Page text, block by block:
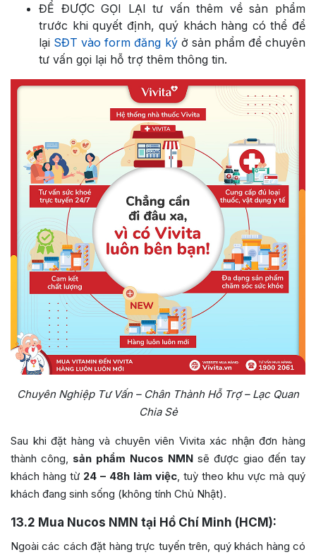
ĐỂ ĐƯỢC GỌI LẠI tư vấn thêm về sản phẩm
trước khi quyết định, quý khách hàng có thể để
lại SĐT vào form đăng kýở sản phẩm để chuyên
tư vấn gọi lại hỗ trợ thêm thông tin.
Chuyên Nghiệp Tư Vấn – Chân Thành Hỗ Trợ – Lạc Quan
Chia Sẻ
Sau khi đặt hàng và chuyên viên Vivita xác nhận đơn hàng
thành công, sản phẩm Nucos NMN sẽ được giao đến tay
khách hàng từ 24 – 48h làm việc, tuỳ theo khu vực mà quý
khách đang sinh sống (không tính Chủ Nhật).
13.2 Mua Nucos NMN tại Hồ Chí Minh (HCM):
Ngoài các cách đặt hàng trực tuyến trên, quý khách hàng có